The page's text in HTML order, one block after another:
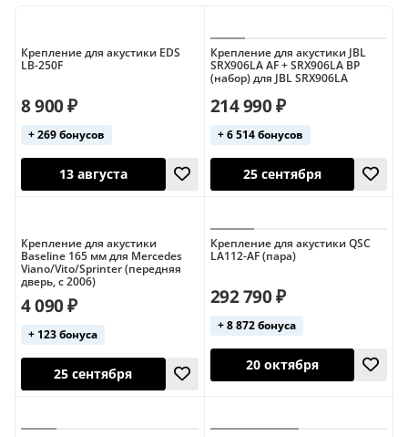
Soundking
Tannoy Turbosound
Крепление для акустики EDS
LB-250F
8 900 ₽
+ 269 бонусов
Крепление для акустики JBL
SRX906LA AF + SRX906LA BP
(набор) для JBL SRX906LA
214 990 ₽
+ 6 514 бонусов
25 сентября
Крепление для акустики
Baseline 165 мм для Mercedes
Viano/Vito/Sprinter (передняя
дверь, с 2006)
4 090 ₽
+ 123 бонуса
Крепление для акустики QSC
LA112-AF (пара)
292 790 ₽
+ 8 872 бонуса